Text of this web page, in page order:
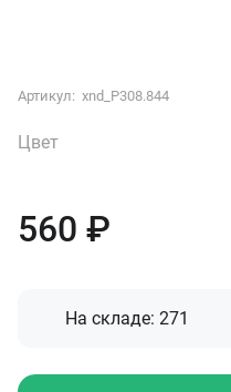
Артикул: xnd_P308.844
Цвет
560 ₽
На складе:271